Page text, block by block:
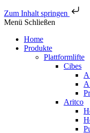
Zum Inhalt springen
Menü Schließen
Home
Produkte
Plattformlifte
Cibes
Aritco